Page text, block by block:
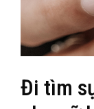
Đi tìm